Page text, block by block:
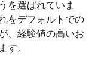
を選ばれていま
をデフォルトでの
、経験値の高いお
。